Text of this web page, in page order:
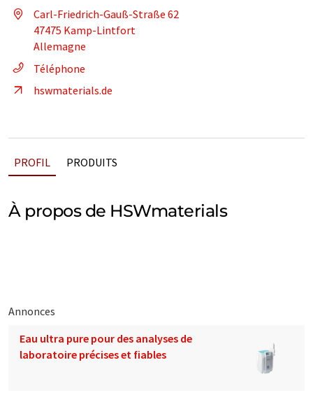
Carl-Friedrich-Gauß-Straße 62
47475 Kamp-Lintfort
Allemagne
Téléphone
hswmaterials.de
PROFIL PRODUITS
À propos de HSWmaterials
Annonces
Eau ultra pure pour des analyses de
laboratoire précises et fiables